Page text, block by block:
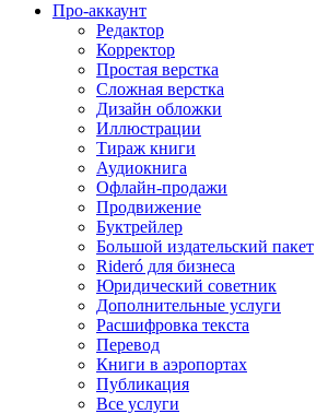
Про-аккаунт
Редактор
Корректор
Простая верстка
Сложная верстка
Дизайн обложки
Иллюстрации
Тираж книги
Аудиокнига
Офлайн-продажи
Продвижение
Буктрейлер
Большой издательский пакет
Rideró для бизнеса
Юридический советник
Дополнительные услуги
Расшифровка текста
Перевод
Книги в аэропортах
Публикация
Все услуги